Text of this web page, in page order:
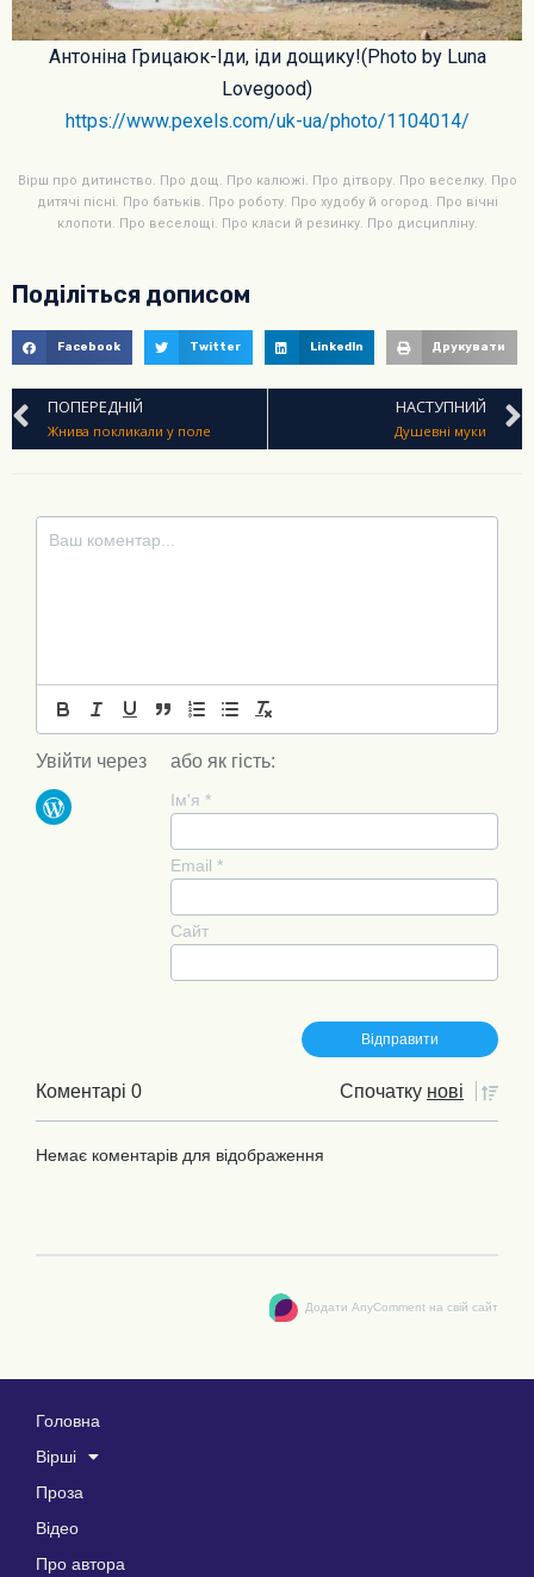
Антоніна Грицаюк-Іди, іди дощику!(Photo by Luna
Lovegood)
https://www.pexels.com/uk-ua/photo/1104014/
Вірш про дитинство. Про дощ. Про калюжі. Про дітвору. Про веселку. Про
дитячі пісні. Про батьків. Про роботу. Про худобу й огород. Про вічні
клопоти. Про веселощі. Про класи й резинку. Про дисципліну.
Поділіться дописом
Facebook Twitter LinkedIn Друкувати
ПОПЕРЕДНІЙ
Жнива покликали у поле
НАСТУПНИЙ
Душевні муки
Увійти через або як гість:
Ім'я *
Email *
Сайт
Коментарі 0 Спочатку нові
Немає коментарів для відображення
Додати AnyComment на свій сайт
Головна
Вірші
Проза
Відео
Про автора